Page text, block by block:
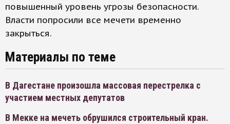
повышенный уровень угрозы безопасности.
Власти попросили все мечети временно
закрыться.
Материалы по теме
В Дагестане произошла массовая перестрелка с
участием местных депутатов
В Мекке на мечеть обрушился строительный кран.